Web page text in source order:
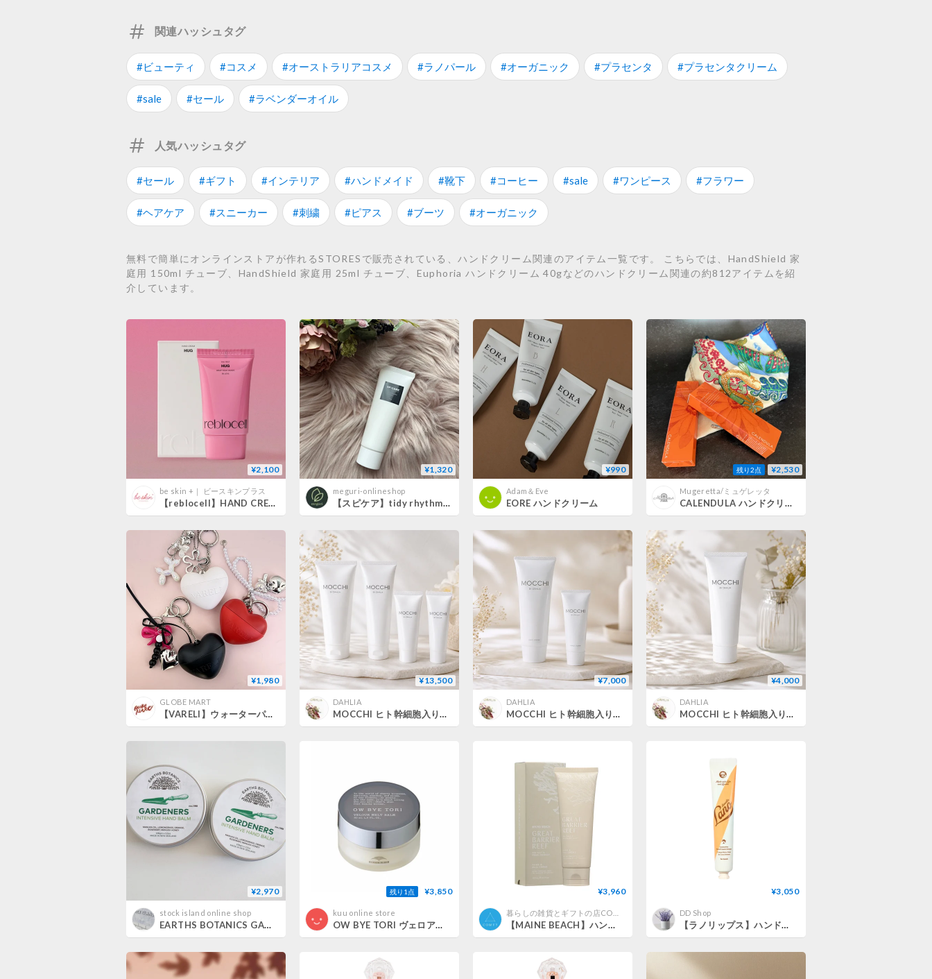
関連ハッシュタグ
#ビューティ #コスメ #オーストラリアコスメ #ラノパール #オーガニック #プラセンタ #プラセンタクリーム
#sale #セール #ラベンダーオイル
人気ハッシュタグ
#セール #ギフト #インテリア #ハンドメイド #靴下 #コーヒー #sale #ワンピース #フラワー
#ヘアケア #スニーカー #刺繍 #ピアス #ブーツ #オーガニック
無料で簡単にオンラインストアが作れるSTORESで販売されている、ハンドクリーム関連のアイテム一覧です。 こちらでは、HandShield 家
庭用 150ml チューブ、HandShield 家庭用 25ml チューブ、Euphoria ハンドクリーム 40gなどのハンドクリーム関連の約812アイテムを紹
介しています。
¥2,100
be skin +｜ ビースキンプラス
【reblocell】HAND CREAM HUG
¥1,320
meguri-onlineshop
【スピケア】tidy rhythmダイティリズム ハンドクリーム
¥990
Adam＆Eve
EORE ハンドクリーム
残り2点 ¥2,530
Mugeretta/ミュゲレッタ
CALENDULA ハンドクリーム
¥1,980
GLOBE MART
【VARELI】ウォーターパフューム ハンドクリーム
¥13,500
DAHLIA
MOCCHI ヒト幹細胞入りハンドクリーム200g 2本＋70g 2本
¥7,000
DAHLIA
MOCCHI ヒト幹細胞入りハンドクリーム 200g 1本＋70g 1本
¥4,000
DAHLIA
MOCCHI ヒト幹細胞入りハンドクリーム 70g×2本
¥2,970
stock island online shop
EARTHS BOTANICS GARDENERS ハンド&ボディクリーム
残り1点 ¥3,850
kuu online store
OW BYE TORI ヴェロアメルトバーム 40ml
¥3,960
【MAINE BEACH】ハンド＆ネイルクリーム ＜グレートバリアリーフ＞100mL
¥3,050
DD Shop
【ラノリップス】ハンドクリーム